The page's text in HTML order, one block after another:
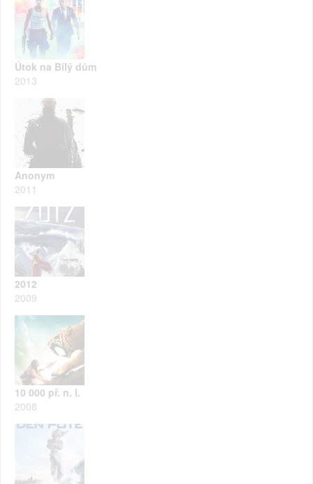
Útok na Bílý dům
2013
Anonym
2011
2012
2009
10 000 př. n. l.
2008